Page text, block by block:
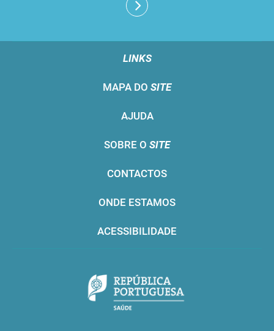
LINKS
MAPA DO SITE
AJUDA
SOBRE O SITE
CONTACTOS
ONDE ESTAMOS
ACESSIBILIDADE